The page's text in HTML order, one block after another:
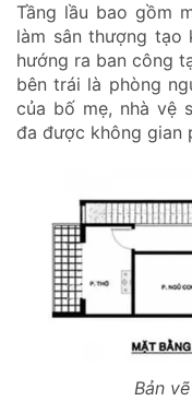
Tầng lầu bao gồm
làm sân thượng tạo
hướng ra ban công
bên trái là phòng
của bố mẹ, nhà vệ
đa được không gian
Bản